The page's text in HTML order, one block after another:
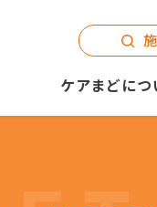
ケアまどにつ